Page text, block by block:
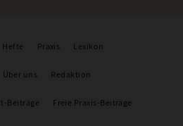
Hefte Praxis Lexikon
Über uns Redaktion
Beiträge Freie Praxis-Beiträge